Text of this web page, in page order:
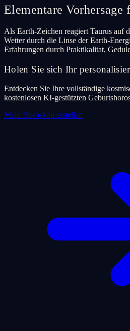
Elementare Vorhersage
Als Earth-Zeichen reagiert Taurus auf
Wetter durch die Linse der Earth-
Erfahrungen durch Praktikalitat,
Holen Sie sich Ihr
Entdecken Sie Ihre vollständige
kostenlosen KI-gestützten
Mein Horoskop erstellen